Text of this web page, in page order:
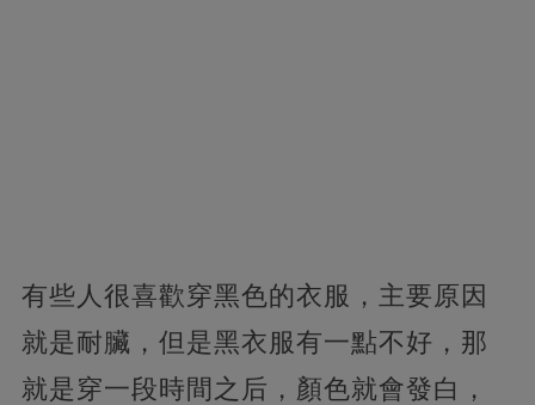
有些人很喜歡穿黑色的衣服，主要原因
就是耐臟，但是黑衣服有一點不好，那
就是穿一段時間之后，顏色就會發白，